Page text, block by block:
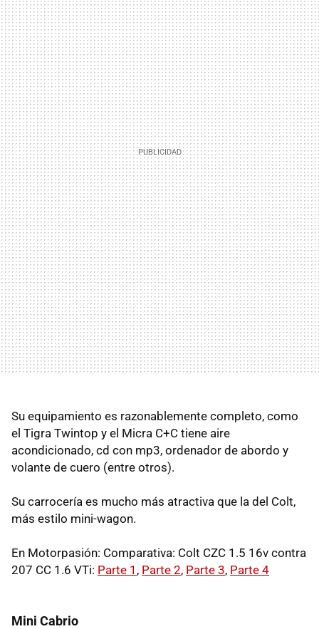
Su equipamiento es razonablemente completo, como
el Tigra Twintop y el Micra C+C tiene aire
acondicionado, cd con mp3, ordenador de abordo y
volante de cuero (entre otros).
Su carrocería es mucho más atractiva que la del Colt,
más estilo mini-wagon.
En Motorpasión: Comparativa: Colt CZC 1.5 16v contra
207 CC 1.6 VTi: Parte 1 , Parte 2, Parte 3, Parte 4
Mini Cabrio